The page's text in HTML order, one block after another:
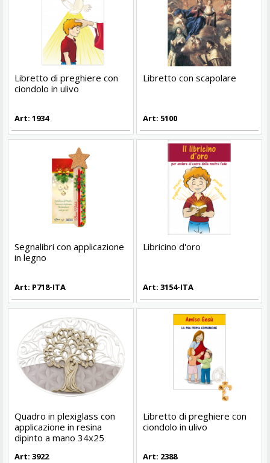
Libretto di preghiere con
ciondolo in ulivo
Art: 1934
Libretto con scapolare
Art: 5100
Segnalibri con applicazione
in legno
Art: P718-ITA
Libricino d'oro
Art: 3154-ITA
Quadro in plexiglass con
applicazione in resina
dipinto a mano 34x25
Art: 3922
Libretto di preghiere con
ciondolo in ulivo
Art: 2388